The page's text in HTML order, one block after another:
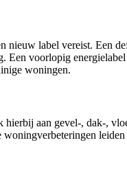
nieuw label vereist. Een
voorlopig
woningen.
hierbij aan gevel-, dak-,